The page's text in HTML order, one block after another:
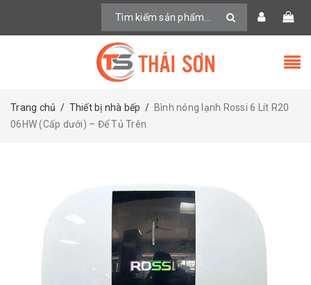
Trang chủ / Thiết bị nhà bếp / Bình nóng lạnh Rossi 6 Lít R20
06HW (Cấp dưới) – Để Tủ Trên